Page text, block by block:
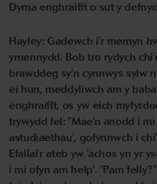
Dyma enghraifft o sut y
Hayley: Gadewch i'r memyn
ymennydd. Bob tro rydych
brawddeg sy'n cynnwys sylw
ei hun, meddyliwch am y
enghraifft, os yw eich
trywydd fel: "Mae'n anodd i
astudiaethau', gofynnwch i
Efallai'r ateb yw 'achos yn yr
i mi ofyn am help'. "Pam